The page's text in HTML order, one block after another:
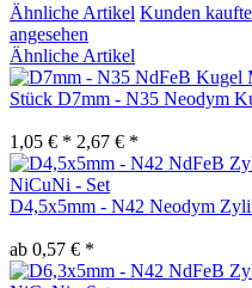
Ähnliche Artikel Kunden
angesehen
Ähnliche Artikel
Stück D7mm - N35 Neodym
1,05 € * 2,67 € *
D4,5x5mm - N42 Neodym
ab 0,57 € *